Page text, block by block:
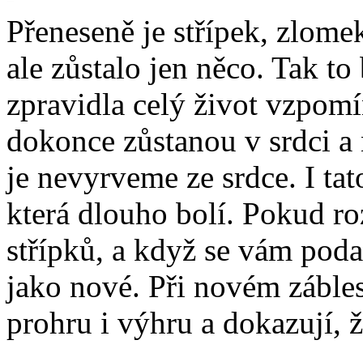
Přeneseně je střípek,
ale zůstalo jen něco. Tak
zpravidla celý život
dokonce zůstanou v srdci
je nevyrveme ze srdce. I
která dlouho bolí. Pokud
střípků, a když se vám
jako nové. Při novém
prohru i výhru a dokazují,